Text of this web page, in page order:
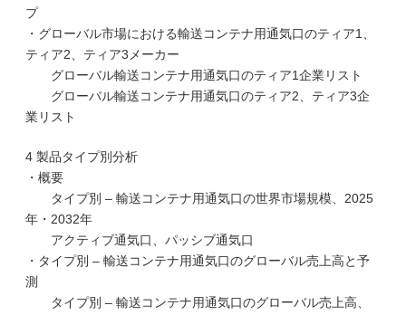
プ
・グローバル市場における輸送コンテナ用通気口のティア1、
ティア2、ティア3メーカー
グローバル輸送コンテナ用通気口のティア1企業リスト
グローバル輸送コンテナ用通気口のティア2、ティア3企
業リスト
4 製品タイプ別分析
・概要
タイプ別 – 輸送コンテナ用通気口の世界市場規模、2025
年・2032年
アクティブ通気口、パッシブ通気口
・タイプ別 – 輸送コンテナ用通気口のグローバル売上高と予
測
タイプ別 – 輸送コンテナ用通気口のグローバル売上高、